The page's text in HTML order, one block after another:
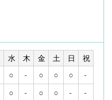
水 木 金 土 日
祝
○ - ○ ○ ○ -
○ - ○ ○ - -